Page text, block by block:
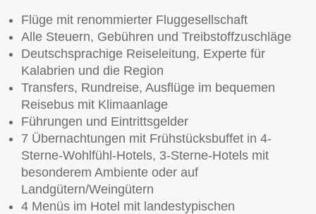
Flüge mit renommierter Fluggesellschaft
Alle Steuern, Gebühren und Treibstoffzuschläge
Deutschsprachige Reiseleitung, Experte für
Kalabrien und die Region
Transfers, Rundreise, Ausflüge im bequemen
Reisebus mit Klimaanlage
Führungen und Eintrittsgelder
7 Übernachtungen mit Frühstücksbuffet in 4-
Sterne-Wohlfühl-Hotels, 3-Sterne-Hotels mit
besonderem Ambiente oder auf
Landgütern/Weingütern
4 Menüs im Hotel mit landestypischen